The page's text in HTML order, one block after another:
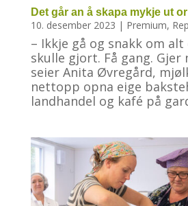
Det går an å skapa mykje ut
10. desember 2023 | Premium,
– Ikkje gå og snakk om alt
skulle gjort. Få gang. Gjer
seier Anita Øvregård,
nettopp opna eige
landhandel og kafé på